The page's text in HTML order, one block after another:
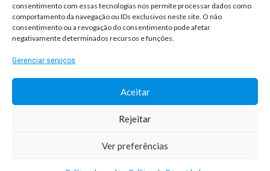
consentimento com essas tecnologias nos permite processar dados como
comportamento da navegação ou IDs exclusivos neste site. O não
consentimento ou a revogação do consentimento pode afetar
negativamente determinados recursos e funções.
Gerenciar serviços
Aceitar
Rejeitar
Ver preferências